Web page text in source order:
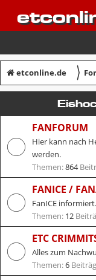
etconline.de 〉
FANFORUM
Hier kann nach
werden.
Themen:864
FANICE /
FanICE
Themen: 12
ETC
Alles zum
Themen:6